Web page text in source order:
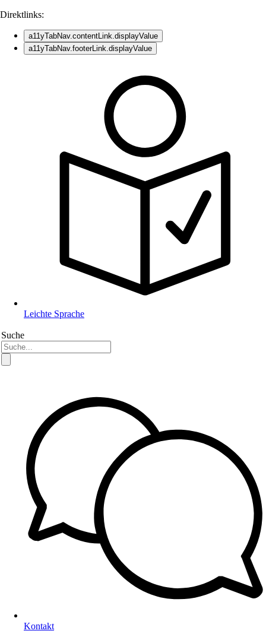
Direktlinks:
a11yTabNav.contentLink.displayValue
a11yTabNav.footerLink.displayValue
Leichte Sprache
Suche
Kontakt